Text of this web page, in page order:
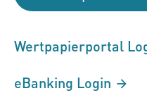
Wertpapierportal
eBanking Login